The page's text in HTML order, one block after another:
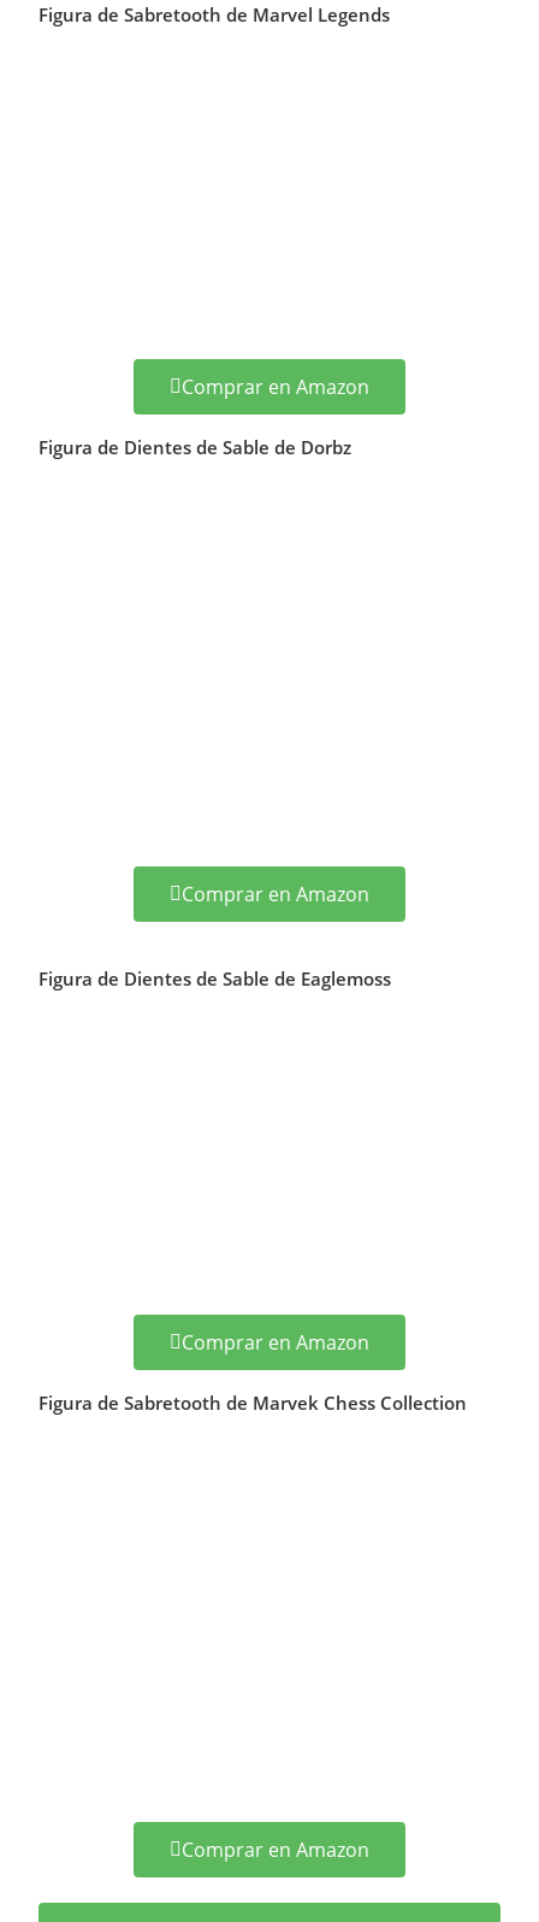
Figura de Sabretooth de Marvel Legends
Comprar en Amazon
Figura de Dientes de Sable de Dorbz
Comprar en Amazon
Figura de Dientes de Sable de Eaglemoss
Comprar en Amazon
Figura de Sabretooth de Marvek Chess Collection
Comprar en Amazon